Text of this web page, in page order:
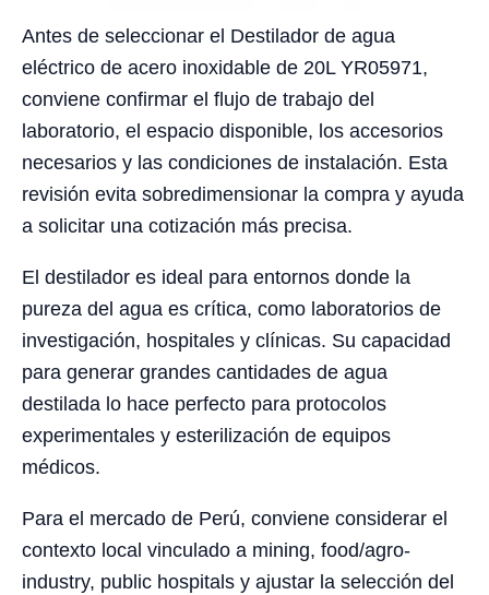
Antes de seleccionar el Destilador de agua
eléctrico de acero inoxidable de 20L YR05971,
conviene confirmar el flujo de trabajo del
laboratorio, el espacio disponible, los accesorios
necesarios y las condiciones de instalación. Esta
revisión evita sobredimensionar la compra y ayuda
a solicitar una cotización más precisa.
El destilador es ideal para entornos donde la
pureza del agua es crítica, como laboratorios de
investigación, hospitales y clínicas. Su capacidad
para generar grandes cantidades de agua
destilada lo hace perfecto para protocolos
experimentales y esterilización de equipos
médicos.
Para el mercado de Perú, conviene considerar el
contexto local vinculado a mining, food/agro-
industry, public hospitals y ajustar la selección del